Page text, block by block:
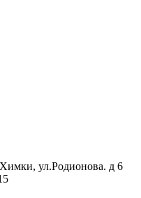
ул.Родионова. д 6